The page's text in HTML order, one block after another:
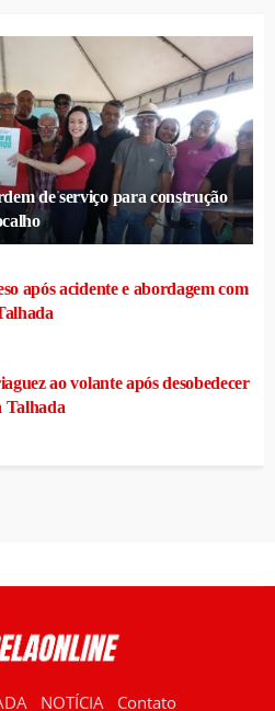
de serviço para construção
após acidente e abordagem com
ao volante após desobedecer
Talhada
NOTÍCIA Contato